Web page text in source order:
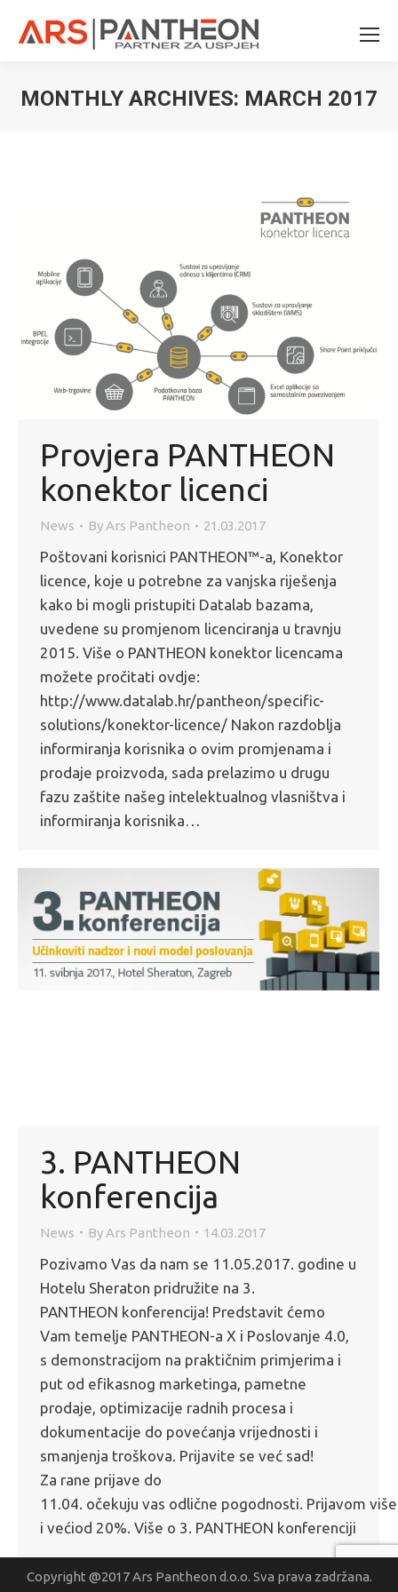
MONTHLY ARCHIVES: MARCH 2017
Provjera PANTHEON
konektor licenci
News By Ars Pantheon 21.03.2017
Poštovani korisnici PANTHEON™-a, Konektor
licence, koje u potrebne za vanjska riješenja
kako bi mogli pristupiti Datalab bazama,
uvedene su promjenom licenciranja u travnju
2015. Više o PANTHEON konektor licencama
možete pročitati ovdje:
http://www.datalab.hr/pantheon/specific-
solutions/konektor-licence/ Nakon razdoblja
informiranja korisnika o ovim promjenama i
prodaje proizvoda, sada prelazimo u drugu
fazu zaštite našeg intelektualnog vlasništva i
informiranja korisnika…
3. PANTHEON
konferencija
News By Ars Pantheon 14.03.2017
Pozivamo Vas da nam se 11.05.2017. godine u
Hotelu Sheraton pridružite na 3.
PANTHEON konferencija! Predstavit ćemo
Vam temelje PANTHEON-a X i Poslovanje 4.0,
s demonstracijom na praktičnim primjerima i
put od efikasnog marketinga, pametne
prodaje, optimizacije radnih procesa i
dokumentacije do povećanja vrijednosti i
smanjenja troškova. Prijavite se već sad!
Za rane prijave do
11.04. očekuju vas odlične pogodnosti. Prijavom
i većiod 20%. Više o 3. PANTHEON konferenciji
Copyright @2017 Ars Pantheon d.o.o. Sva prava zadržana.